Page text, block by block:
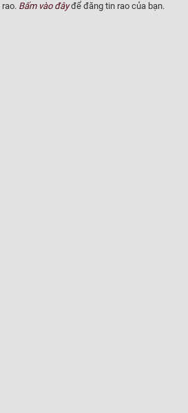
XUẤT XỨ
Bấm vào đâyđể đăng tin rao của bạn.